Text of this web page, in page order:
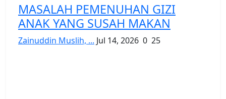
MASALAH PEMENUHAN GIZI
ANAK YANG SUSAH MAKAN
Zainuddin Muslih, ... Jul 14, 2026 0 25